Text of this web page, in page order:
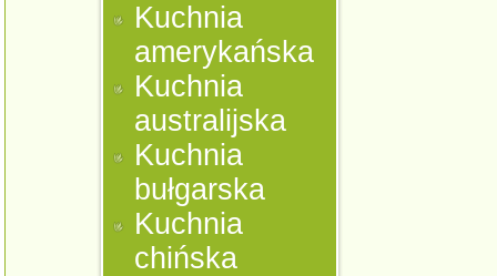
Kuchnia
amerykańska
Kuchnia
australijska
Kuchnia
bułgarska
Kuchnia
chińska